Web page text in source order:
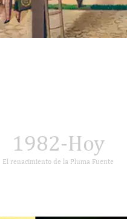
1982-Hoy
El renacimiento de la Pluma Fuente